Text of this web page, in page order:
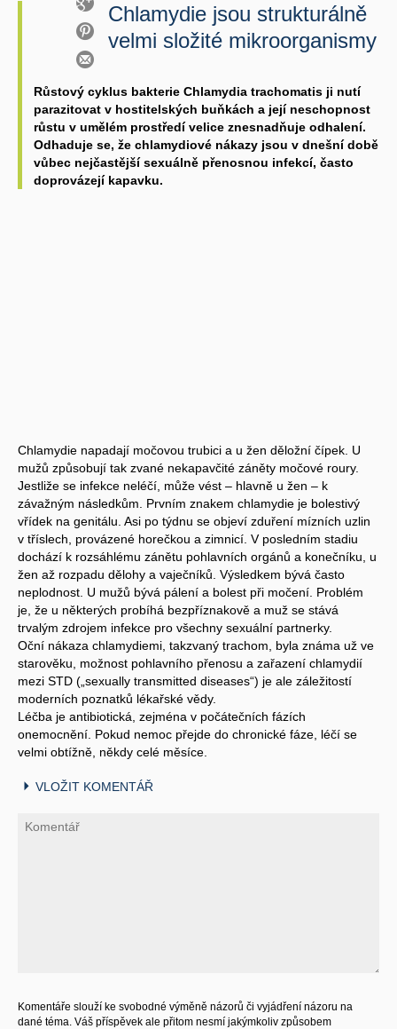
Chlamydie jsou strukturálně
velmi složité mikroorganismy
Růstový cyklus bakterie Chlamydia trachomatis ji nutí
parazitovat v hostitelských buňkách a její neschopnost
růstu v umělém prostředí velice znesnadňuje odhalení.
Odhaduje se, že chlamydiové nákazy jsou v dnešní době
vůbec nejčastější sexuálně přenosnou infekcí, často
doprovázejí kapavku.
Chlamydie napadají močovou trubici a u žen děložní čípek. U
mužů způsobují tak zvané nekapavčité záněty močové roury.
Jestliže se infekce neléčí, může vést – hlavně u žen – k
závažným následkům. Prvním znakem chlamydie je bolestivý
vřídek na genitálu. Asi po týdnu se objeví zduření mízních uzlin
v tříslech, provázené horečkou a zimnicí. V posledním stadiu
dochází k rozsáhlému zánětu pohlavních orgánů a konečníku, u
žen až rozpadu dělohy a vaječníků. Výsledkem bývá často
neplodnost. U mužů bývá pálení a bolest při močení. Problém
je, že u některých probíhá bezpříznakově a muž se stává
trvalým zdrojem infekce pro všechny sexuální partnerky.
Oční nákaza chlamydiemi, takzvaný trachom, byla známa už ve
starověku, možnost pohlavního přenosu a zařazení chlamydií
mezi STD („sexually transmitted diseases“) je ale záležitostí
moderních poznatků lékařské vědy.
Léčba je antibiotická, zejména v počátečních fázích
onemocnění. Pokud nemoc přejde do chronické fáze, léčí se
velmi obtížně, někdy celé měsíce.
VLOŽIT KOMENTÁŘ
Komentáře slouží ke svobodné výměně názorů či vyjádření názoru na
dané téma. Váš příspěvek ale přitom nesmí jakýmkoliv způsobem